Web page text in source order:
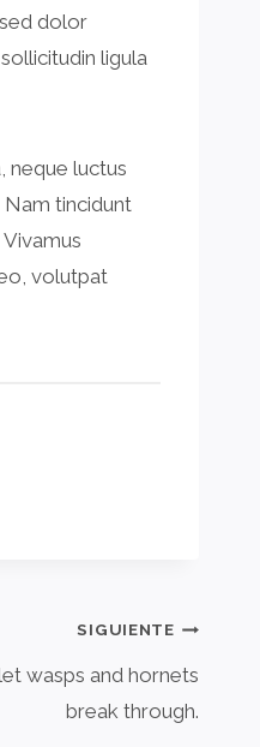
dolor
ligula
neque luctus
Nam tincidunt
volutpat
SIGUIENTE
wasps and hornets
break through.